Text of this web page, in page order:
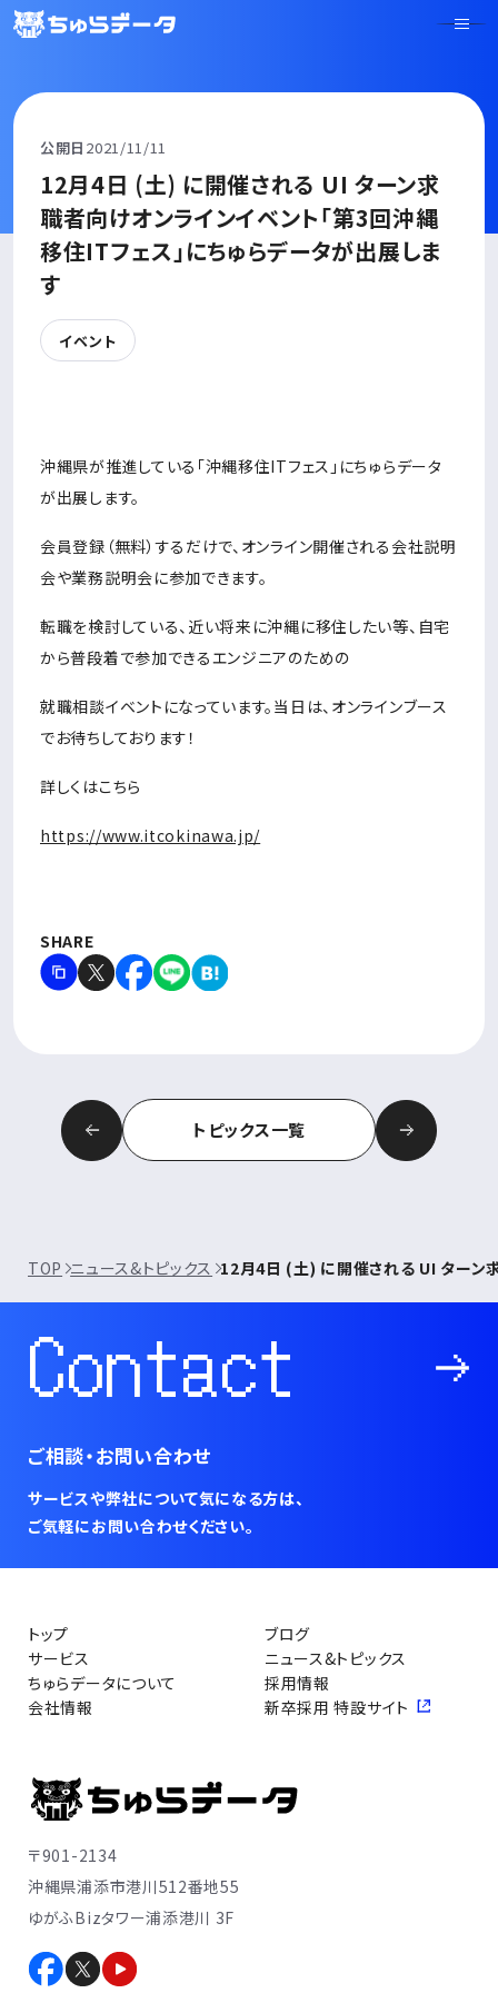
公開日 2021/11/11
12月4日 (土) に開催される UI ターン求
職者向けオンラインイベント「第3回沖縄
移住ITフェス」にちゅらデータが出展しま
す
イベント
沖縄県が推進している「沖縄移住ITフェス」にちゅらデータ
が出展します。
会員登録（無料）するだけで、オンライン開催される会社説明
会や業務説明会に参加できます。
転職を検討している、近い将来に沖縄に移住したい等、自宅
から普段着で参加できるエンジニアのための
就職相談イベントになっています。当日は、オンラインブース
でお待ちしております！
詳しくはこちら
https://www.itcokinawa.jp/
SHARE
トピックス一覧
TOP ニュース&トピックス 12月4日 (土) に開催される UI ターン
Contact
ご相談・お問い合わせ
サービスや弊社について気になる方は、
ご気軽にお問い合わせください。
〒901-2134
沖縄県浦添市港川512番地55
ゆがふBizタワー浦添港川 3F
トップ
ブログ
サービス
ニュース&トピックス
ちゅらデータについて
採用情報
会社情報
新卒採用 特設サイト